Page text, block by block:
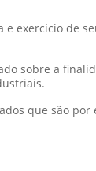
exercício de
sobre a
que são